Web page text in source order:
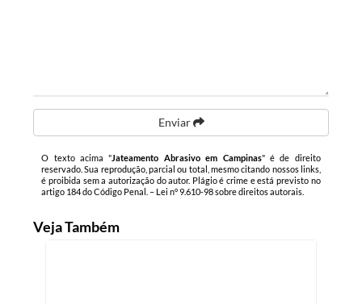
Enviar
O texto acima "Jateamento Abrasivo em Campinas" é de direito
reservado. Sua reprodução, parcial ou total, mesmo citando nossos links,
é proibida sem a autorização do autor. Plágio é crime e está previsto no
artigo 184 do Código Penal. – Lei n° 9.610-98 sobre direitos autorais
Veja Também